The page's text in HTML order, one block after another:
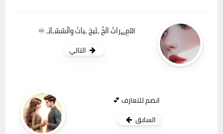
الآمِﮯرآتُ آلَخٌ ـلَيجَ ـيآتُ وِآتُسًسًـآبّـ ♾
التالي
انضم للتعارف 💕
السابق